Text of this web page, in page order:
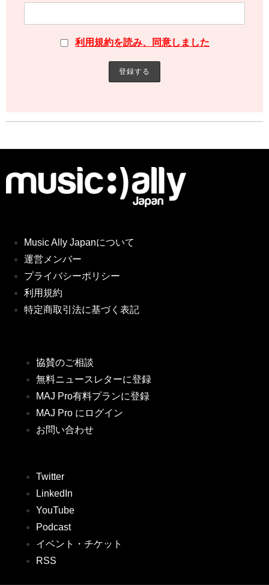
利用規約を読み、同意しました
Music Ally Japanについて
運営メンバー
プライバシーポリシー
利用規約
特定商取引法に基づく表記
協賛のご相談
無料ニュースレターに登録
MAJ Pro有料プランに登録
MAJ Pro にログイン
お問い合わせ
Twitter
LinkedIn
YouTube
Podcast
イベント・チケット
RSS